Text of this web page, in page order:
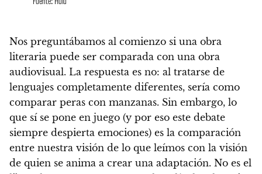
Nos preguntábamos al comienzo si una obra
literaria puede ser comparada con una obra
audiovisual. La respuesta es no: al tratarse de
lenguajes completamente diferentes, sería como
comparar peras con manzanas. Sin embargo, lo
que sí se pone en juego (y por eso este debate
siempre despierta emociones) es la comparación
entre nuestra visión de lo que leímos con la visión
de quien se anima a crear una adaptación. No es el